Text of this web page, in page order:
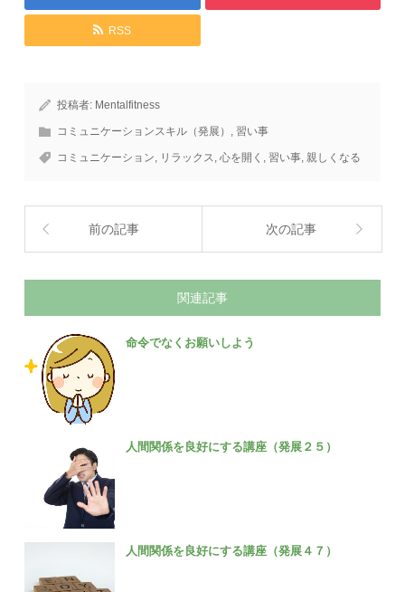
RSS
投稿者: Mentalfitness
コミュニケーションスキル（発展） ,習い事
コミュニケーション, リラックス,心を開く ,習い事,親しくなる
前の記事 次の記事
関連記事
命令でなくお願いしよう
人間関係を良好にする講座（発展２５）
人間関係を良好にする講座（発展４７）